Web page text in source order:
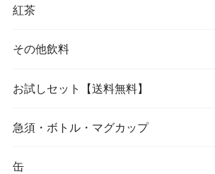
紅茶
その他飲料
お試しセット【送料無料】
急須・ボトル・マグカップ
缶